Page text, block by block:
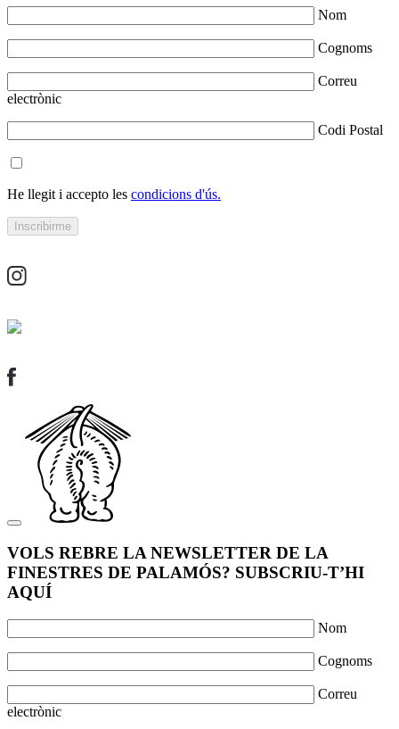
Nom
Cognoms
Correu
electrònic
Codi Postal
He llegit i accepto les condicions d'ús.
VOLS REBRE LA NEWSLETTER DE LA
FINESTRES DE PALAMÓS? SUBSCRIU-T’HI
AQUÍ
Nom
Cognoms
Correu
electrònic